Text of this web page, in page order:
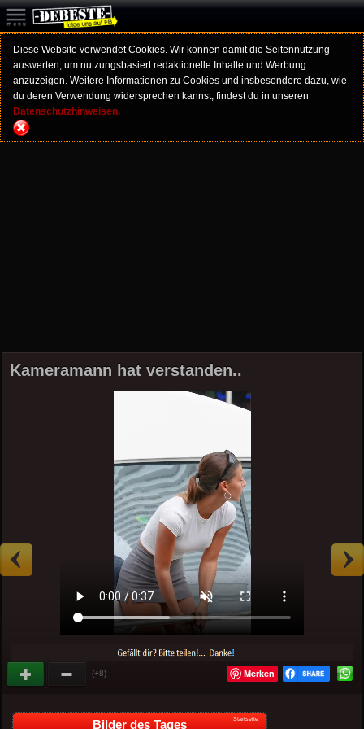
Diese Website verwendet Cookies. Wir können damit die Seitennutzung
auswerten, um nutzungsbasiert redaktionelle Inhalte und Werbung
anzuzeigen. Weitere Informationen zu Cookies und insbesondere dazu, wie
du deren Verwendung widersprechen kannst, findest du in unseren
Datenschutzhinweisen.
Kameramann hat verstanden..
(+8) Merken
Bilder des Tages Startseite